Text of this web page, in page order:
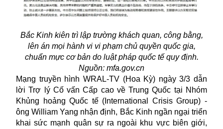
Bắc Kinh kiên trì lập trường khách quan, công bằng,
lên án mọi hành vi vi phạm chủ quyền quốc gia,
chuẩn mực cơ bản do luật pháp quốc tế quy định.
Nguồn: mfa.gov.cn
Mạng truyền hình WRAL-TV (Hoa Kỳ) ngày 3/3 dẫn
lời Trợ lý Cố vấn Cấp cao về Trung Quốc tại Nhóm
Khủng hoảng Quốc tế (International Crisis Group) -
ông William Yang nhận định, Bắc Kinh ngần ngại triển
khai sức mạnh quân sự ra ngoài khu vực biên giới,